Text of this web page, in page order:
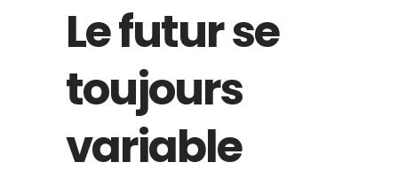
Le futur se
toujours
variable